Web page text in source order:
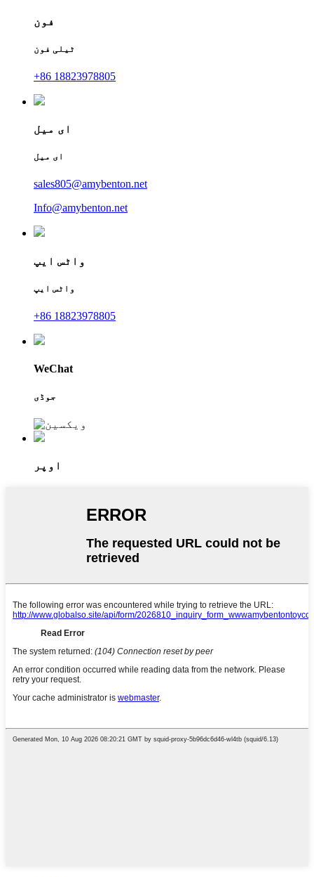
فون
ٹیلی فون
+86 18823978805
ای میل
ای میل
sales805@amybenton.net
Info@amybenton.net
واٹس ایپ
واٹس ایپ
+86 18823978805
WeChat
جوڈی
اوپر